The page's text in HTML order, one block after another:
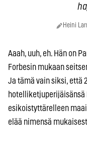
Heini
Aaah, uuh, eh. Hän on
Forbesin mukaan
Ja tämä vain siksi, että
hotelliketjuperijäisänsä
esikoistyttärelleen
elää nimensä